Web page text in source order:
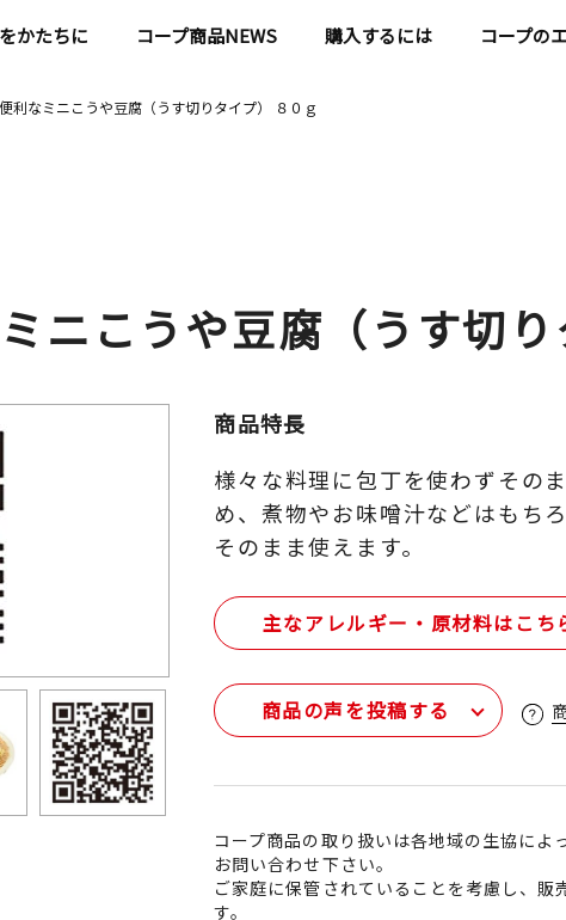
かたちに コープ商品NEWS 購入するには コープの
利なミニこうや豆腐（うす切りタイプ） ８０ｇ
ニこうや豆腐（うす切
商品特長
様々な料理に包丁を使わずその
め、煮物やお味噌汁などはもち
そのまま使えます。
主なアレルギー・原材料はこち
商品の声を投稿する
コープ商品の取り扱いは各地域の生協によ
お問い合わせ下さい。
ご家庭に保管されていることを考慮し、
す。